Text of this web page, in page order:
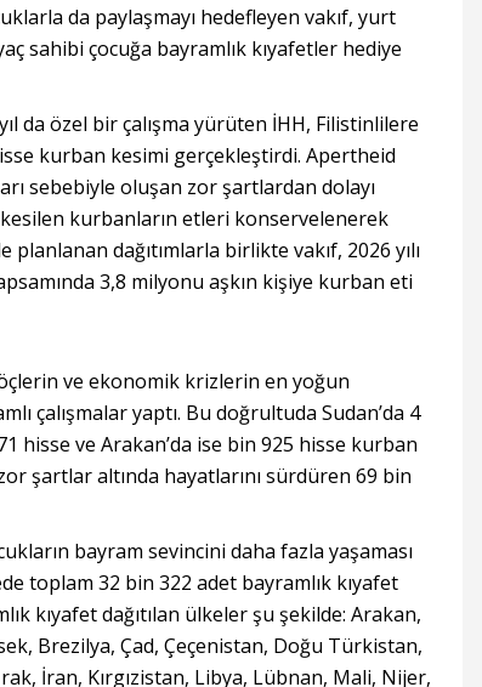
da paylaşmayı hedefleyen vakıf, yurt
sahibi çocuğa bayramlık kıyafetler hediye
da özel bir çalışma yürüten İHH, Filistinlilere
kurban kesimi gerçekleştirdi. Apertheid
sebebiyle oluşan zor şartlardan dolayı
kurbanların etleri konservelenerek
planlanan dağıtımlarla birlikte vakıf, 2026 yılı
3,8 milyonu aşkın kişiye kurban eti
ve ekonomik krizlerin en yoğun
çalışmalar yaptı. Bu doğrultuda Sudan’da 4
hisse ve Arakan’da ise bin 925 hisse kurban
şartlar altında hayatlarını sürdüren 69 bin
bayram sevincini daha fazla yaşaması
toplam 32 bin 322 adet bayramlık kıyafet
kıyafet dağıtılan ülkeler şu şekilde: Arakan,
Brezilya, Çad, Çeçenistan, Doğu Türkistan,
İran, Kırgızistan, Libya, Lübnan, Mali, Nijer,